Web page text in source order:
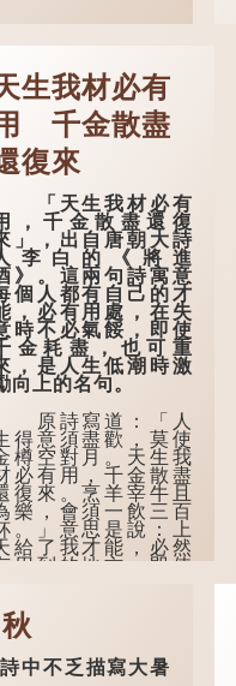
生我材必有
千金散盡
復來
「天生我材必有
，千金散盡還復
」，出自唐朝大詩
李白的《將進
》。這兩句詩寓意
個人都有自己的才
，必有用處，在失
時不必氣餒，即使
金耗盡，也可重
，是人生低潮時激
向上的名句。
原詩寫道：「人
得意須盡歡，莫使
樽空對月。天生我
必有用，千金散盡
復來。烹羊宰牛且
樂，會須一飲三百
。」意思是說：上
給了我才能，必然
用到的地方；即使
白作此詩時，
約是天寶十一年。
時他已被唐玄宗賜
中不乏描寫大暑